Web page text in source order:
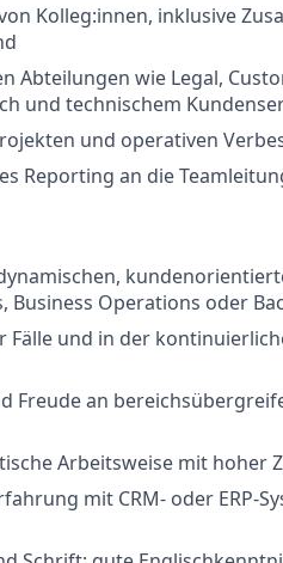
Kolleg:innen, inklusive
Abteilungen wie Legal,
und technischem
und operativen
Reporting an die
Business Operations oder
und in der
Freude an
Arbeitsweise mit hoher
mit CRM- oder ERP-